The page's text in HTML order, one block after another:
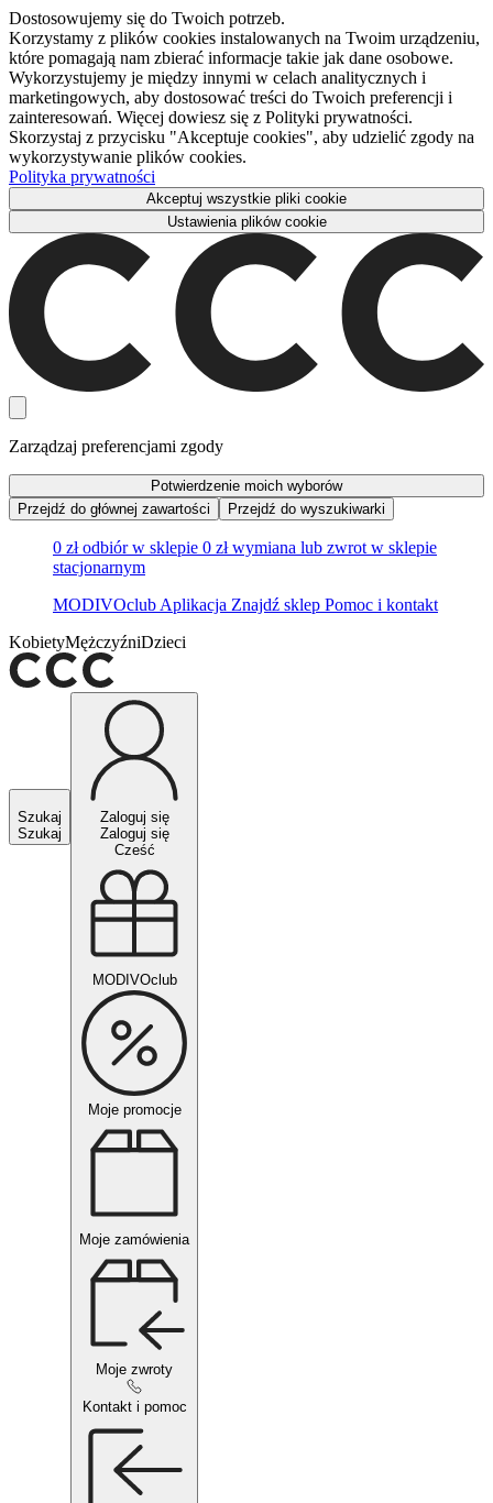
Dostosowujemy się do Twoich potrzeb.
Korzystamy z plików cookies instalowanych na Twoim urządzeniu,
które pomagają nam zbierać informacje takie jak dane osobowe.
Wykorzystujemy je między innymi w celach analitycznych i
marketingowych, aby dostosować treści do Twoich preferencji i
zainteresowań. Więcej dowiesz się z Polityki prywatności.
Skorzystaj z przycisku "Akceptuje cookies", aby udzielić zgody na
wykorzystywanie plików cookies.
Polityka prywatności
Akceptuj wszystkie pliki cookie
Ustawienia plików cookie
Zarządzaj preferencjami zgody
Potwierdzenie moich wyborów
Przejdź do głównej zawartości
Przejdź do wyszukiwarki
0 zł odbiór w sklepie 0 zł wymiana lub zwrot w sklepie
stacjonarnym
MODIVOclub Aplikacja Znajdź sklep Pomoc i kontakt
KobietyMężczyźniDzieci
Szukaj
Szukaj
Zaloguj się
Zaloguj się
Cześć
MODIVOclub
Moje promocje
Moje zamówienia
Moje zwroty
Kontakt i pomoc